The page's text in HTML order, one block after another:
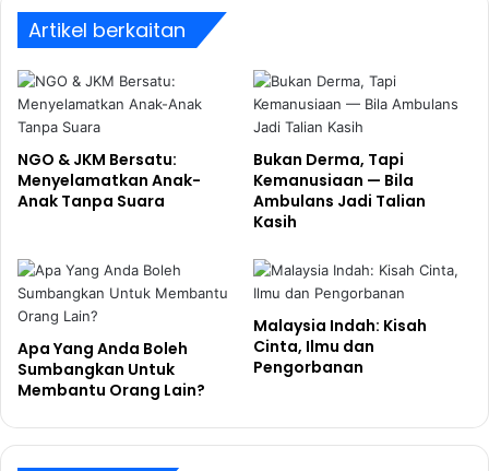
Artikel berkaitan
NGO & JKM Bersatu:
Menyelamatkan Anak-
Anak Tanpa Suara
Bukan Derma, Tapi
Kemanusiaan — Bila
Ambulans Jadi Talian
Kasih
Apa Yang Anda Boleh
Sumbangkan Untuk
Membantu Orang Lain?
Malaysia Indah: Kisah
Cinta, Ilmu dan
Pengorbanan